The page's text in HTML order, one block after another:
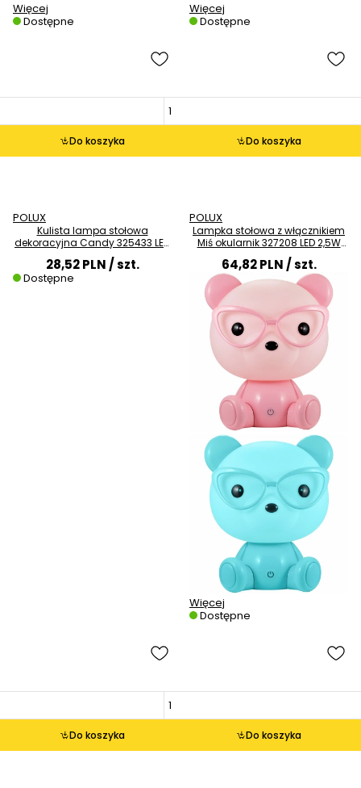
Więcej
Dostępne
Więcej
Dostępne
Do koszyka
POLUX
Kulista lampa stołowa
dekoracyjna Candy 325433 LED
RGB USB kolorowa
28,52 PLN/ szt.
Dostępne
Do koszyka
POLUX
Lampka stołowa z włącznikiem
Miś okularnik 327208 LED 2,5W
USB różowa
64,82 PLN/ szt.
Więcej
Dostępne
Do koszyka Do koszyka